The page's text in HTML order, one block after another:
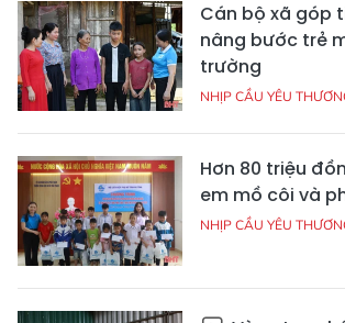
Cán bộ xã góp
nâng bước trẻ
trường
NHỊP CẦU YÊU
Hơn 80 triệu
em mồ côi và
NHỊP CẦU YÊU